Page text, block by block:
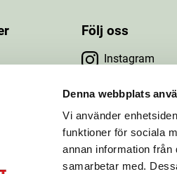
Denna webbplats
Vi använder
funktioner för sociala
annan information
samarbetar med.
Följ oss
Instagram
Facebook
YouTube